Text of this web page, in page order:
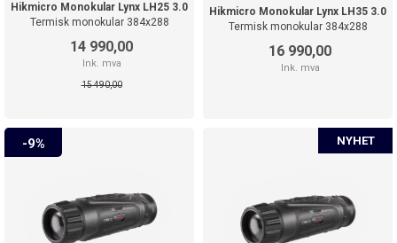
Hikmicro Monokular Lynx LH25 3.0
Termisk monokular 384x288
14 990,00
Ink. mva
15 490,00
Hikmicro Monokular Lynx LH35 3.0
Termisk monokular 384x288
16 990,00
Ink. mva
9%